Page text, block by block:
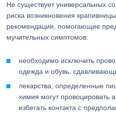
Не существует универсальных
риска возникновения
рекомендации, помогающие
мучительных симптомов:
необходимо исключить
одежда и обувь,
лекарства, определенные
химия могут провоцировать
избегать контакта с